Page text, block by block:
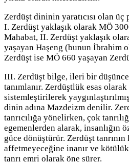
Zerdüşt dininin yaratıcısı olan
I. Zerdüşt yaklaşık olarak MÖ
Mahabat, II. Zerdüşt yaklaşık
yaşayan Haşeng (bunun İbrahim
Zerdüşt ise MÖ 660 yaşayan
III. Zerdüşt bilge, ileri bir
tanımlanır. Zerdüştlük esas
sistemleştirilerek
dinin adına Mazdeizm denilir.
tanrıcılığa yönelirken, çok
egemenlerden alarak, insanlığın
güce dönüştürür. Zerdüşt
affetmeyeceğine inanır ve
tanrı emri olarak öne sürer.